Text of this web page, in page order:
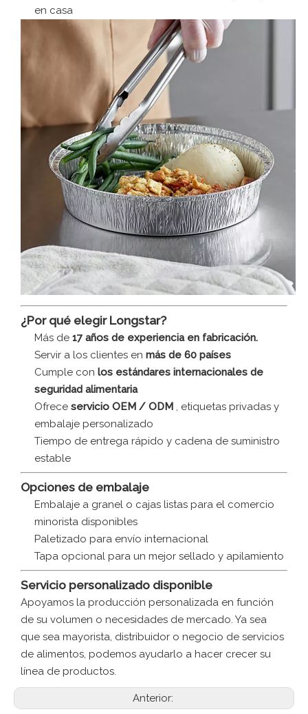
en casa
¿Por qué elegir Longstar?
Más de 17 años de experiencia en fabricación.
Servir a los clientes en más de 60 países
Cumple con los estándares internacionales de
seguridad alimentaria
Ofrece servicio OEM / ODM , etiquetas privadas y
embalaje personalizado
Tiempo de entrega rápido y cadena de suministro
estable
Opciones de embalaje
Embalaje a granel o cajas listas para el comercio
minorista disponibles
Paletizado para envío internacional
Tapa opcional para un mejor sellado y apilamiento
Servicio personalizado disponible
Apoyamos la producción personalizada en función
de su volumen o necesidades de mercado. Ya sea
que sea mayorista, distribuidor o negocio de servicios
de alimentos, podemos ayudarlo a hacer crecer su
línea de productos.
Anterior: